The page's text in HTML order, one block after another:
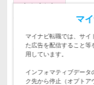
給与
月給
対象となる方
※◎約8
い」
マ
マイナビ転職では、サイ
た広告を配信すること等
用しています。
インフォマティブデータ
ク先から停止（オプトア